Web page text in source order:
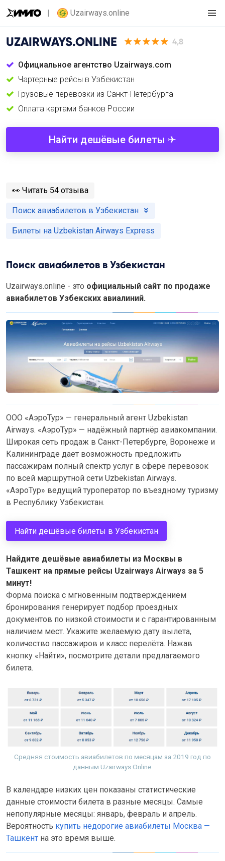
Uzairways.online
UZAIRWAYS.ONLINE 4,8
Официальное агентство Uzairways.com
Чартерные рейсы в Узбекистан
Грузовые перевозки из Санкт-Петербурга
Оплата картами банков России
Найти дешёвые билеты ✈
️👀 Читать 54 отзыва
Поиск авиабилетов в Узбекистан
Билеты на Uzbekistan Airways Express
Поиск авиабилетов в Узбекистан
Uzairways.online - это официальный сайт по продаже
авиабилетов Узбекских авиалиний.
ООО «АэроТур» — генеральный агент Uzbekistan
Airways. «АэроТур» — надёжный партнёр авиакомпании.
Широкая сеть продаж в Санкт-Петербурге, Воронеже и
Калининграде дает возможность предложить
пассажирам полный спектр услуг в сфере перевозок
по всей маршрутной сети Uzbekistan Airways.
«АэроТур» ведущий туроператор по въездному туризму
в Республику Узбекистан.
Найти дешёвые билеты в Узбекистан
Найдите дешёвые авиабилеты из Москвы в
Ташкент на прямые рейсы Uzairways Airways за 5
минут!
Форма поиска с мгновенным подтверждением
бронирования генерирует подбор проездных
документов по низкой стоимости и с гарантированным
наличием мест. Укажите желаемую дату вылета,
количество пассажиров и класс перелёта. Нажав
кнопку «Найти», посмотрите детали предлагаемого
билета.
Средняя стоимость авиабилетов по месяцам за 2019 год по
данным Uzairways Online.
В календаре низких цен показаны статистические
данные стоимости билета в разные месяцы. Самые
непопулярные месяцы: январь, февраль и апрель.
Вероятность купить недорогие авиабилеты Москва —
Ташкент на это время выше.